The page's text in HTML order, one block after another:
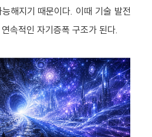
해지기 때문이다. 이때 기술 발전
속적인 자기증폭 구조가 된다.